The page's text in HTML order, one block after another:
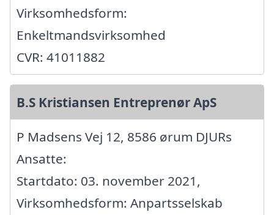
Virksomhedsform:
Enkeltmandsvirksomhed
CVR: 41011882
B.S Kristiansen Entreprenør ApS
P Madsens Vej 12, 8586 ørum DJURs
Ansatte:
Startdato: 03. november 2021,
Virksomhedsform: Anpartsselskab